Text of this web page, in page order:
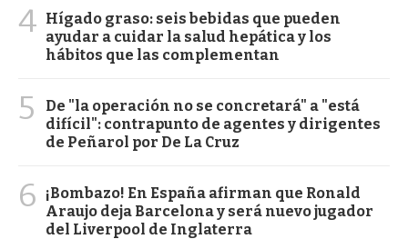
4 Hígado graso: seis bebidas que pueden
ayudar a cuidar la salud hepática y los
hábitos que las complementan
5
De "la operación no se concretará" a "está
difícil": contrapunto de agentes y dirigentes
de Peñarol por De La Cruz
6
¡Bombazo! En España afirman que Ronald
Araujo deja Barcelona y será nuevo jugador
del Liverpool de Inglaterra